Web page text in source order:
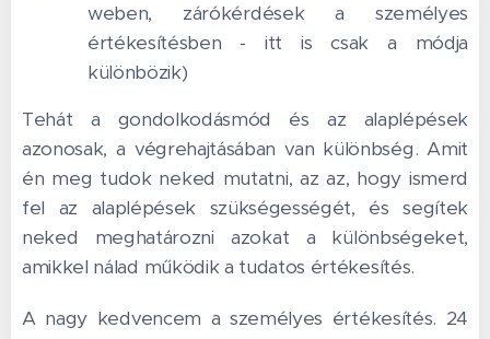
weben, zárókérdések a személyes
értékesítésben - itt is csak a módja
különbözik)
Tehát a gondolkodásmód és az alaplépések
azonosak, a végrehajtásában van különbség. Amit
én meg tudok neked mutatni, az az, hogy ismerd
fel az alaplépések szükségességét, és segítek
neked meghatározni azokat a különbségeket,
amikkel nálad működik a tudatos értékesítés.
A nagy kedvencem a személyes értékesítés. 24